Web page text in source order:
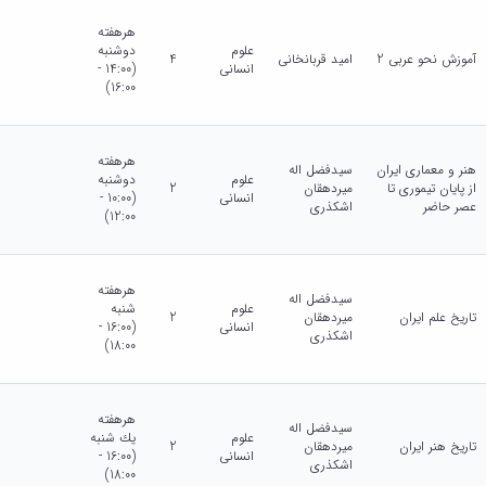
آموزش نحو عربی 2 امید قربانخانی
علوم
انسانی
4
هرهفته
دوشنبه
(14:00 -
16:00)
هنر و معماری ایران
از پایان تیموری تا
عصر حاضر
سیدفضل اله
میردهقان
اشکذری
علوم
انسانی
2
هرهفته
دوشنبه
(10:00 -
12:00)
تاریخ علم ایران
سیدفضل اله
میردهقان
اشکذری
علوم
انسانی
2
هرهفته
شنبه
(16:00 -
18:00)
تاریخ هنر ایران
سیدفضل اله
میردهقان
اشکذری
علوم
انسانی
2
هرهفته
يك شنبه
(16:00 -
18:00)